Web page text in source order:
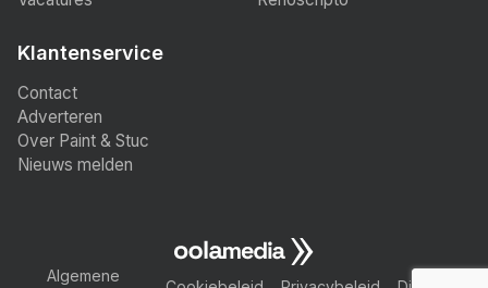
Klantenservice
Contact
Adverteren
Over Paint & Stuc
Nieuws melden
Algemene